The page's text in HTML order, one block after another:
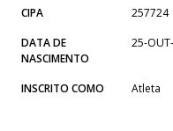
CIPA
257724
DATA DE
NASCIMENTO
25-
INSCRITO COMO Atleta